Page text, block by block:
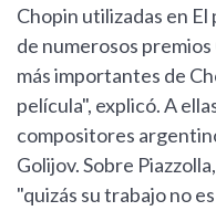
Chopin utilizadas en
de numerosos
más importantes de
película", explicó. A
compositores
Golijov. Sobre
"quizás su trabajo no